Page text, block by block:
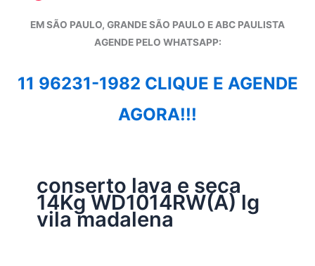
EM SÃO PAULO, GRANDE SÃO PAULO E ABC PAULISTA
AGENDE PELO WHATSAPP:
11 96231-1982 CLIQUE E AGENDE
AGORA!!!
conserto lava e seca
14Kg WD1014RW(A) lg
vila madalena